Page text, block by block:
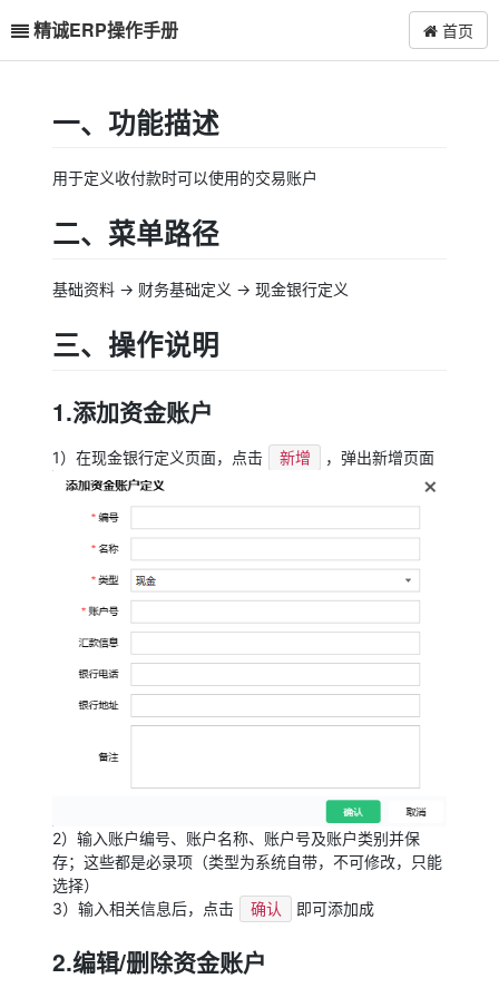
精诚ERP操作手册 首页
一、功能描述
用于定义收付款时可以使用的交易账户
二、菜单路径
基础资料 -> 财务基础定义 -> 现金银行定义
三、操作说明
1.添加资金账户
1）在现金银行定义页面，点击 新增 ，弹出新增页面
2）输入账户编号、账户名称、账户号及账户类别并保
存；这些都是必录项（类型为系统自带，不可修改，只能
选择）
3）输入相关信息后，点击
确认 即可添加成
2.编辑/删除资金账户